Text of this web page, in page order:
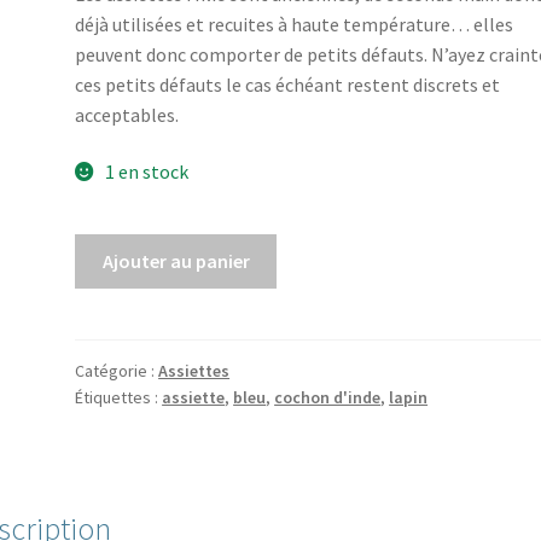
déjà utilisées et recuites à haute température… elles
peuvent donc comporter de petits défauts. N’ayez
ces petits défauts le cas échéant restent discrets et
acceptables.
1 en stock
des
lapins
Ajouter au panier
Catégorie :Assiettes
Étiquettes : assiette, bleu, cochon d'inde, lapin